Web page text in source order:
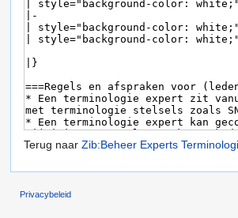
Terug naar Zib:Beheer Experts
Privacybeleid